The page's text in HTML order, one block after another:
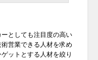
としても注目度の高い
営業できる人材を求め
ットとする人材を絞り